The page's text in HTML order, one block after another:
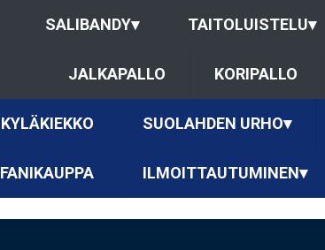
SALIBANDY▾ TAITOLUISTELU▾
JALKAPALLO KORIPALLO
KYLÄKIEKKO SUOLAHDEN URHO▾
FANIKAUPPA ILMOITTAUTUMINEN▾